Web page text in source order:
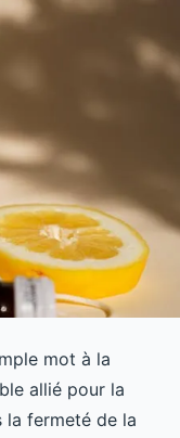
mot à la
allié pour la
la fermeté de la